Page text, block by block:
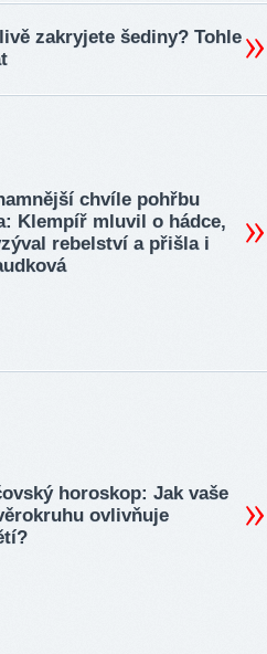
zakryjete šediny? Tohle
chvíle pohřbu
Klempíř mluvil o hádce,
rebelství a přišla i
horoskop: Jak vaše
ovlivňuje